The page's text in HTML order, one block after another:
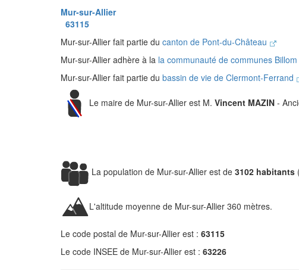
Mur-sur-Allier
63115
Mur-sur-Allier fait partie du canton de Pont-du-Château
Mur-sur-Allier adhère à la la communauté de communes
Mur-sur-Allier fait partie du bassin de vie de Clermont-Ferrand
Le maire de Mur-sur-Allier est M. Vincent MAZIN -
La population de Mur-sur-Allier est de 3102 habitants
L'altitude moyenne de Mur-sur-Allier 360 mètres.
Le code postal de Mur-sur-Allier est : 63115
Le code INSEE de Mur-sur-Allier est : 63226